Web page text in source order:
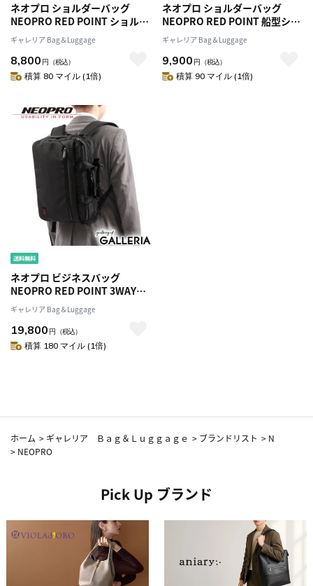
ネオプロ ショルダーバッグ
NEOPRO RED POINT ショルダ
ー バッグ ミニショルダー 小さ
め A5 斜めがけ 肩掛け 軽量 ファ
スナー ナイロン ビジネス 旅行
メンズ 2-112
ギャレリア Bag＆Luggage
8,800 円 （税込）
積算 80 マイル (1倍)
ネオプロ ショルダーバッグ
NEOPRO RED POINT 船型ショ
ルダー バッグ B5 斜めがけ 肩掛
け 軽量 ファスナー ナイロン 大
人 通勤 ビジネス 旅行 メンズ 2-
113
ギャレリア Bag＆Luggage
9,900 円 （税込）
積算 90 マイル (1倍)
ネオプロ ビジネスバッグ
NEOPRO RED POINT 3WAYブ
リーフ 3WAY ブリーフケース
A4 B4 リュック バッグ ビジネス
リュック 2層 通勤 PC 13.3イン
チ タブレット 通勤リュック ビ
ギャレリア Bag＆Luggage
19,800 円 （税込）
積算 180 マイル (1倍)
ホーム > ギャレリア Ｂａｇ＆Ｌｕｇｇａｇｅ > ブランドリスト > N
> NEOPRO
Pick Up ブランド